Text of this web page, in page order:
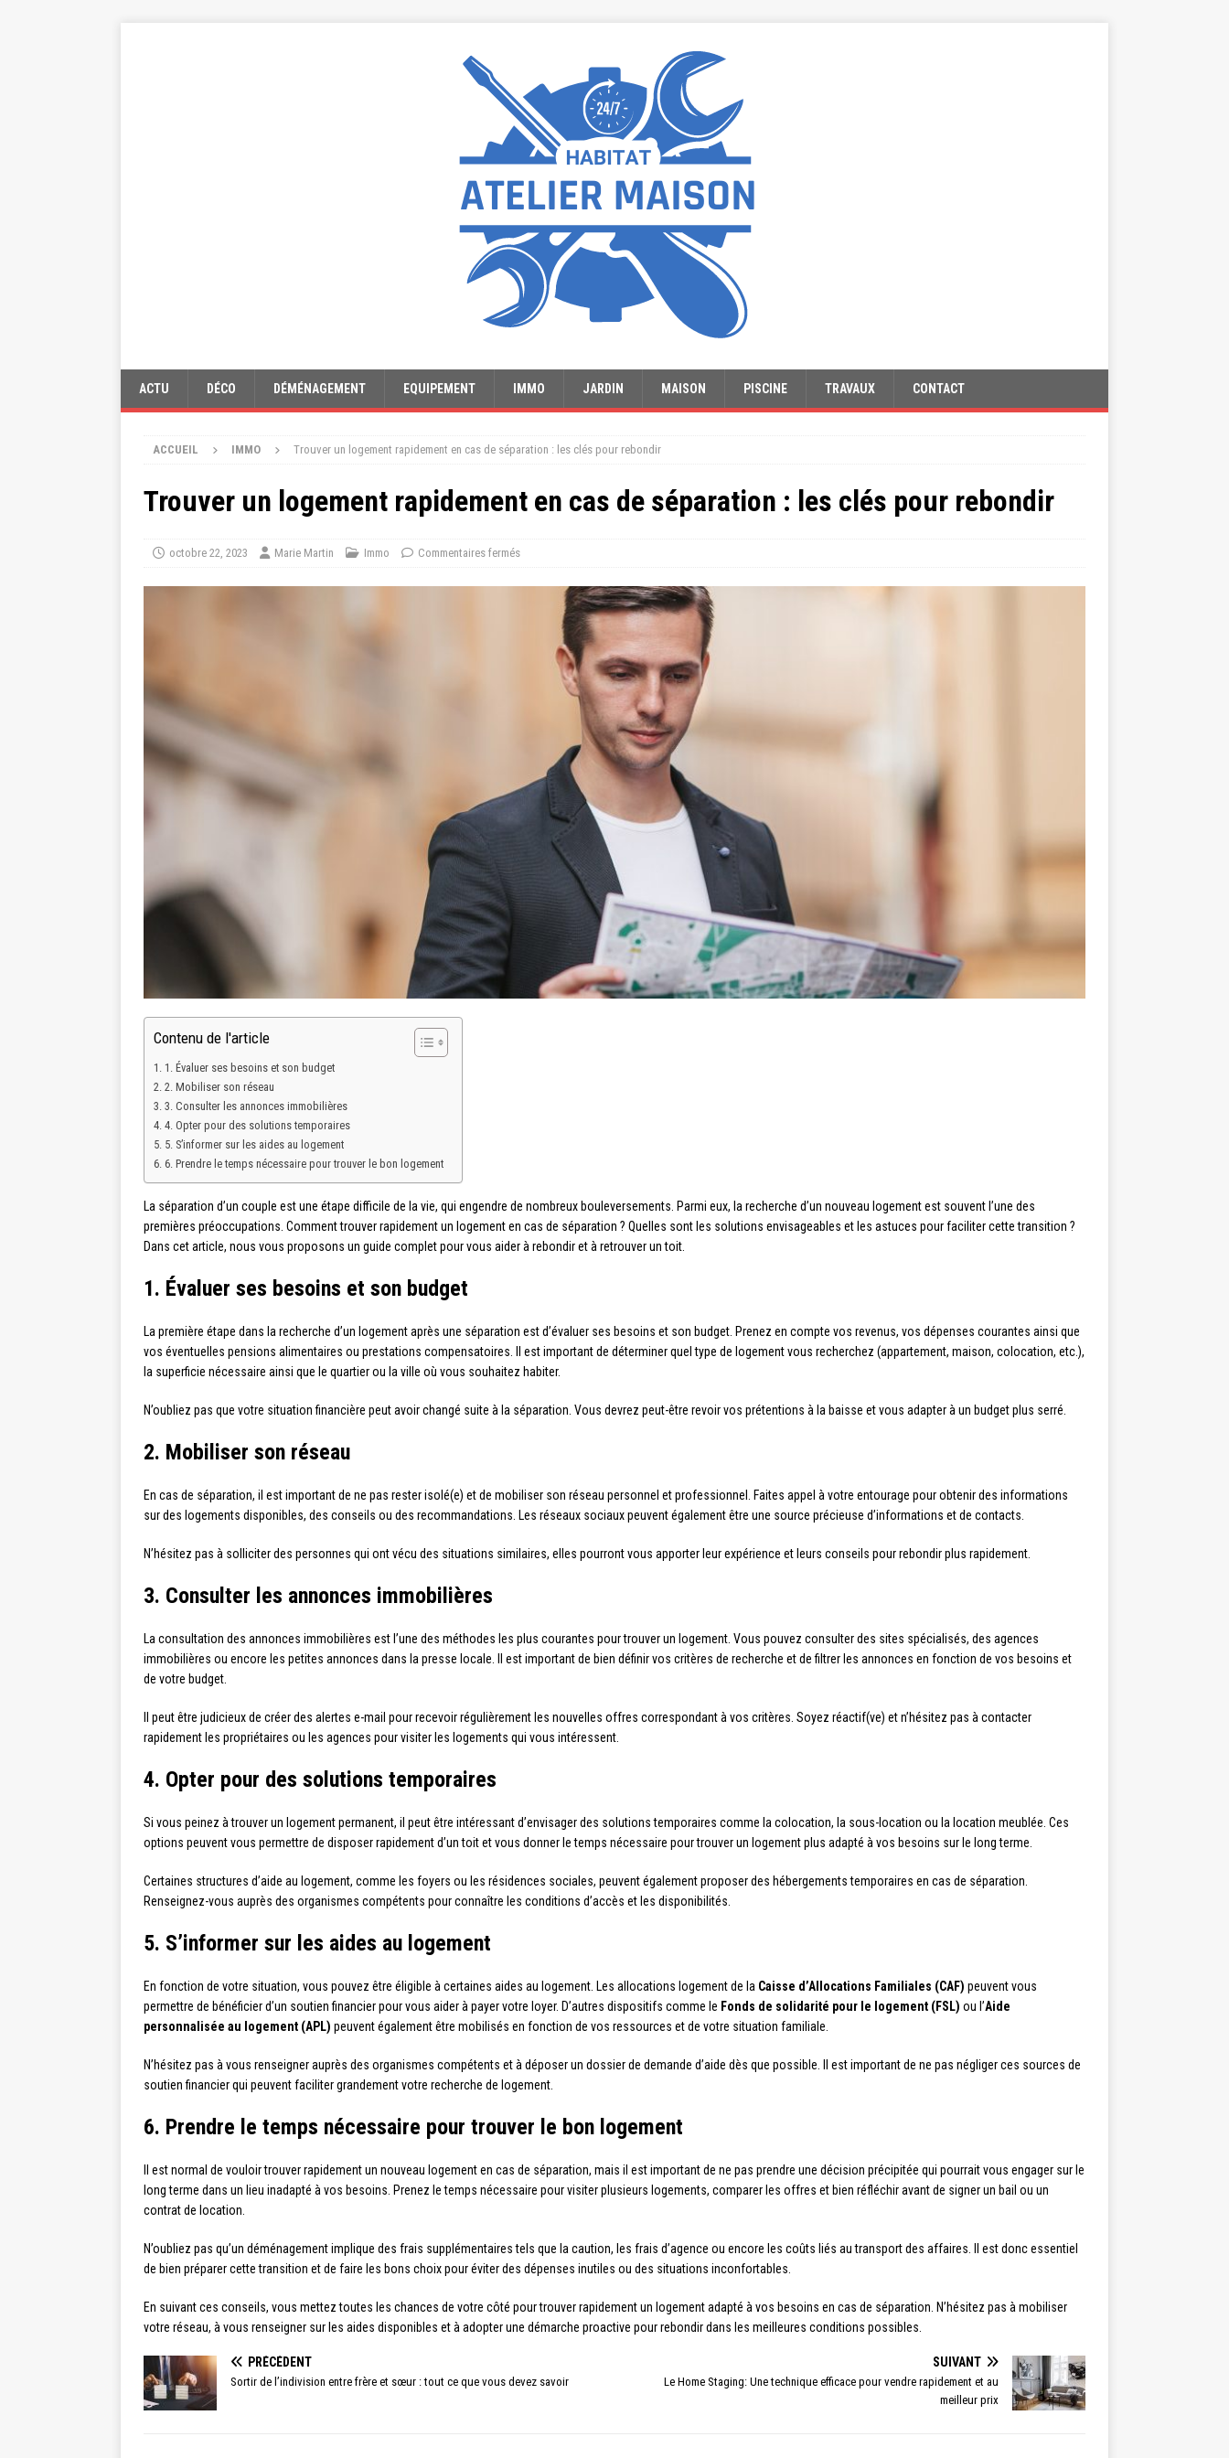
ACTU DÉCO DÉMÉNAGEMENT EQUIPEMENT IMMO JARDIN MAISON PISCINE TRAVAUX CONTACT
ACCUEIL IMMO Trouver un logement rapidement en cas de séparation : les clés pour rebondir
Trouver un logement rapidement en cas de séparation : les clés pour rebondir
octobre 22, 2023 Marie Martin Immo Commentaires fermés
Contenu de l'article
1. Évaluer ses besoins et son budget
2. Mobiliser son réseau
3. Consulter les annonces immobilières
4. Opter pour des solutions temporaires
5. S’informer sur les aides au logement
6. Prendre le temps nécessaire pour trouver le bon logement
La séparation d’un couple est une étape difficile de la vie, qui engendre de nombreux bouleversements. Parmi eux, la recherche d’un nouveau logement est souvent l’une des
premières préoccupations. Comment trouver rapidement un logement en cas de séparation ? Quelles sont les solutions envisageables et les astuces pour faciliter cette transition ?
Dans cet article, nous vous proposons un guide complet pour vous aider à rebondir et à retrouver un toit.
1. Évaluer ses besoins et son budget
La première étape dans la recherche d’un logement après une séparation est d’évaluer ses besoins et son budget. Prenez en compte vos revenus, vos dépenses courantes ainsi que
vos éventuelles pensions alimentaires ou prestations compensatoires. Il est important de déterminer quel type de logement vous recherchez (appartement, maison, colocation, etc.),
la superficie nécessaire ainsi que le quartier ou la ville où vous souhaitez habiter.
N’oubliez pas que votre situation financière peut avoir changé suite à la séparation. Vous devrez peut-être revoir vos prétentions à la baisse et vous adapter à un budget plus serré.
2. Mobiliser son réseau
En cas de séparation, il est important de ne pas rester isolé(e) et de mobiliser son réseau personnel et professionnel. Faites appel à votre entourage pour obtenir des informations
sur des logements disponibles, des conseils ou des recommandations. Les réseaux sociaux peuvent également être une source précieuse d’informations et de contacts.
N’hésitez pas à solliciter des personnes qui ont vécu des situations similaires, elles pourront vous apporter leur expérience et leurs conseils pour rebondir plus rapidement.
3. Consulter les annonces immobilières
La consultation des annonces immobilières est l’une des méthodes les plus courantes pour trouver un logement. Vous pouvez consulter des sites spécialisés, des agences
immobilières ou encore les petites annonces dans la presse locale. Il est important de bien définir vos critères de recherche et de filtrer les annonces en fonction de vos besoins et
de votre budget.
Il peut être judicieux de créer des alertes e-mail pour recevoir régulièrement les nouvelles offres correspondant à vos critères. Soyez réactif(ve) et n’hésitez pas à contacter
rapidement les propriétaires ou les agences pour visiter les logements qui vous intéressent.
4. Opter pour des solutions temporaires
Si vous peinez à trouver un logement permanent, il peut être intéressant d’envisager des solutions temporaires comme la colocation, la sous-location ou la location meublée. Ces
options peuvent vous permettre de disposer rapidement d’un toit et vous donner le temps nécessaire pour trouver un logement plus adapté à vos besoins sur le long terme.
Certaines structures d’aide au logement, comme les foyers ou les résidences sociales, peuvent également proposer des hébergements temporaires en cas de séparation.
Renseignez-vous auprès des organismes compétents pour connaître les conditions d’accès et les disponibilités.
5. S’informer sur les aides au logement
En fonction de votre situation, vous pouvez être éligible à certaines aides au logement. Les allocations logement de la Caisse d’Allocations Familiales (CAF) peuvent vous
permettre de bénéficier d’un soutien financier pour vous aider à payer votre loyer. D’autres dispositifs comme le Fonds de solidarité pour le logement (FSL) ou l’Aide
personnalisée au logement (APL) peuvent également être mobilisés en fonction de vos ressources et de votre situation familiale.
N’hésitez pas à vous renseigner auprès des organismes compétents et à déposer un dossier de demande d’aide dès que possible. Il est important de ne pas négliger ces sources de
soutien financier qui peuvent faciliter grandement votre recherche de logement.
6. Prendre le temps nécessaire pour trouver le bon logement
Il est normal de vouloir trouver rapidement un nouveau logement en cas de séparation, mais il est important de ne pas prendre une décision précipitée qui pourrait vous engager sur le
long terme dans un lieu inadapté à vos besoins. Prenez le temps nécessaire pour visiter plusieurs logements, comparer les offres et bien réfléchir avant de signer un bail ou un
contrat de location.
N’oubliez pas qu’un déménagement implique des frais supplémentaires tels que la caution, les frais d’agence ou encore les coûts liés au transport des affaires. Il est donc essentiel
de bien préparer cette transition et de faire les bons choix pour éviter des dépenses inutiles ou des situations inconfortables.
En suivant ces conseils, vous mettez toutes les chances de votre côté pour trouver rapidement un logement adapté à vos besoins en cas de séparation. N’hésitez pas à mobiliser
votre réseau, à vous renseigner sur les aides disponibles et à adopter une démarche proactive pour rebondir dans les meilleures conditions possibles.
PRÉCÉDENT
Sortir de l’indivision entre frère et sœur : tout ce que vous devez savoir
SUIVANT
Le Home Staging: Une technique efficace pour vendre rapidement et au
meilleur prix